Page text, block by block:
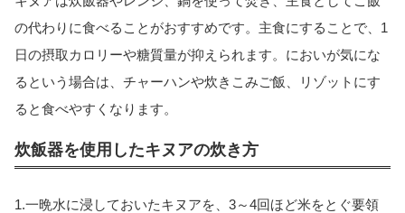
の代わりに食べることがおすすめです。主食にすることで、1
日の摂取カロリーや糖質量が抑えられます。においが気にな
るという場合は、チャーハンや炊きこみご飯、リゾットにす
ると食べやすくなります。
炊飯器を使用したキヌアの炊き方
1.一晩水に浸しておいたキヌアを、3～4回ほど米をとぐ要領